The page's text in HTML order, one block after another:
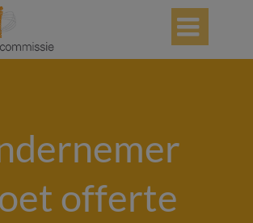

offerte